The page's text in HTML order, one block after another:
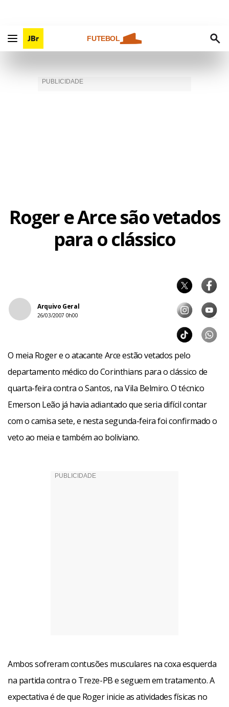
FUTEBOL
Roger e Arce são vetados
para o clássico
Arquivo Geral
26/03/2007 0h00
O meia Roger e o atacante Arce estão vetados pelo
departamento médico do Corinthians para o clássico de
quarta-feira contra o Santos, na Vila Belmiro. O técnico
Emerson Leão já havia adiantado que seria difícil contar
com o camisa sete, e nesta segunda-feira foi confirmado o
veto ao meia e também ao boliviano.
Ambos sofreram contusões musculares na coxa esquerda
na partida contra o Treze-PB e seguem em tratamento. A
expectativa é de que Roger inicie as atividades físicas no